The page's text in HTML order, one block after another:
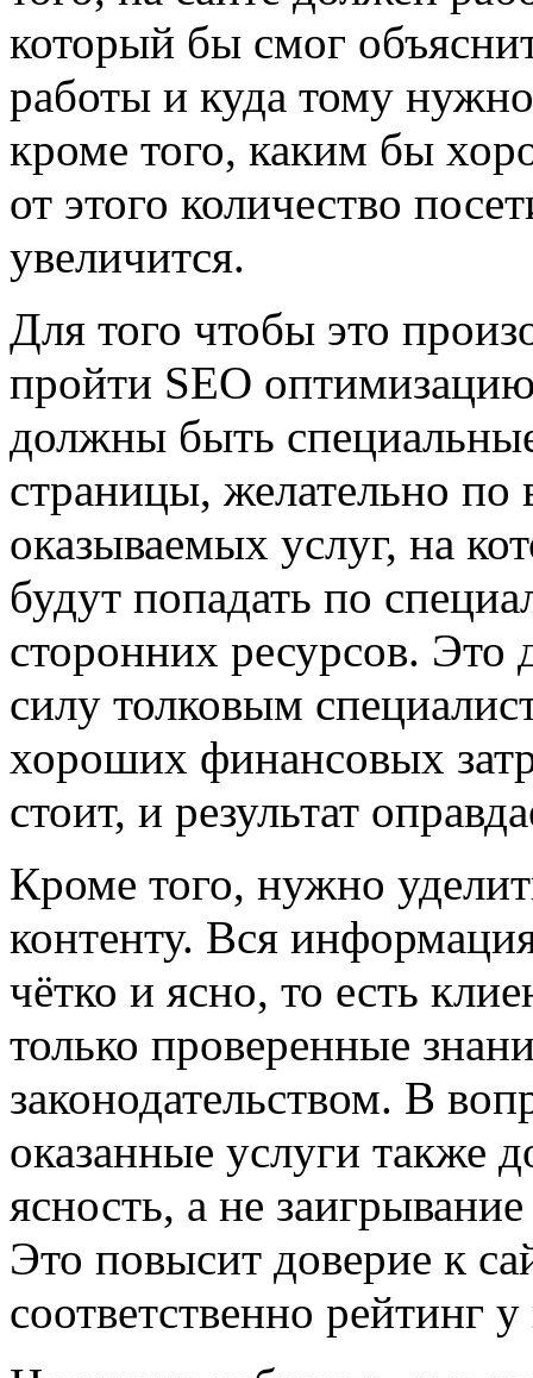
который бы смог
работы и куда тому
кроме того, каким бы
от этого количество
увеличится.
Для того чтобы это
пройти SEO
должны быть
страницы, желательно по
оказываемых услуг, на
будут попадать по
сторонних ресурсов. Это
силу толковым
хороших финансовых
стоит, и результат
Кроме того, нужно
контенту. Вся
чётко и ясно, то есть
только проверенные
законодательством. В
оказанные услуги также
ясность, а не
Это повысит доверие к
соответственно рейтинг